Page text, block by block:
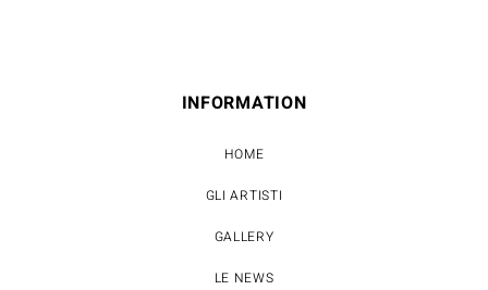
INFORMATION
HOME
GLI ARTISTI
GALLERY
LE NEWS